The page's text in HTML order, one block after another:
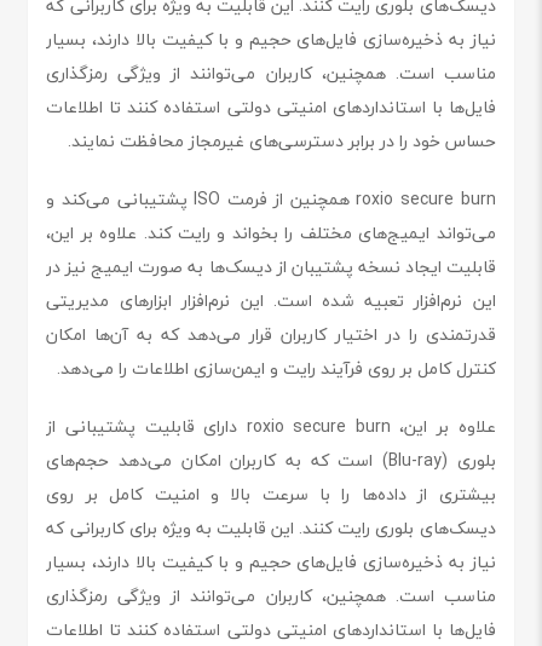
نیاز به ذخیره‌سازی فایل‌های حجیم و با کیفیت بالا دارند، بسیار
مناسب است. همچنین، کاربران می‌توانند از ویژگی رمزگذاری
فایل‌ها با استانداردهای امنیتی دولتی استفاده کنند تا اطلاعات
حساس خود را در برابر دسترسی‌های غیرمجاز محافظت نمایند.
roxio secure burn همچنین از فرمت ISO پشتیبانی می‌کند و
می‌تواند ایمیج‌های مختلف را بخواند و رایت کند. علاوه بر این،
قابلیت ایجاد نسخه پشتیبان از دیسک‌ها به صورت ایمیج نیز در
این نرم‌افزار تعبیه شده است. این نرم‌افزار ابزارهای مدیریتی
قدرتمندی را در اختیار کاربران قرار می‌دهد که به آن‌ها امکان
کنترل کامل بر روی فرآیند رایت و ایمن‌سازی اطلاعات را می‌دهد.
علاوه بر این، roxio secure burn دارای قابلیت پشتیبانی از
بلوری (Blu-ray) است که به کاربران امکان می‌دهد حجم‌های
بیشتری از داده‌ها را با سرعت بالا و امنیت کامل بر روی
دیسک‌های بلوری رایت کنند. این قابلیت به ویژه برای کاربرانی که
نیاز به ذخیره‌سازی فایل‌های حجیم و با کیفیت بالا دارند، بسیار
مناسب است. همچنین، کاربران می‌توانند از ویژگی رمزگذاری
فایل‌ها با استانداردهای امنیتی دولتی استفاده کنند تا اطلاعات